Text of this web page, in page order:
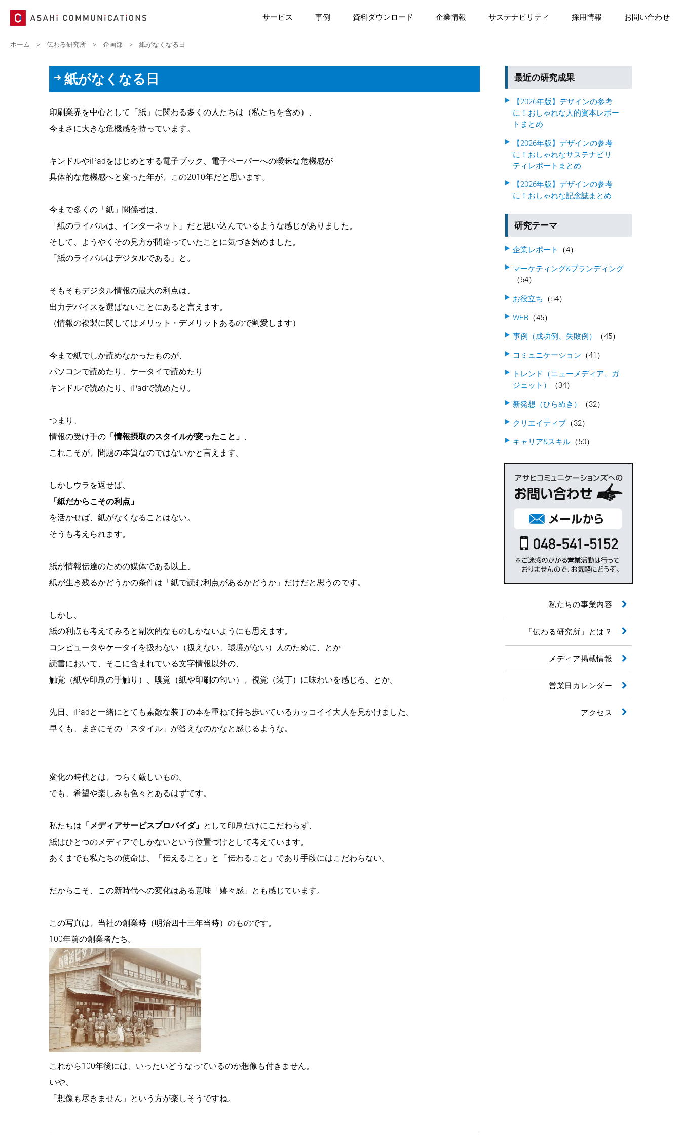
サービス 事例 資料ダウンロード 企業情報 サステナビリティ 採用情報 お問い合わせ
ホーム > 伝わる研究所 > 企画部 > 紙がなくなる日
紙がなくなる日
印刷業界を中心として「紙」に関わる多くの人たちは（私たちを含め）、
今まさに大きな危機感を持っています。
キンドルやiPadをはじめとする電子ブック、電子ペーパーへの曖昧な危機感が
具体的な危機感へと変った年が、この2010年だと思います。
今まで多くの「紙」関係者は、
「紙のライバルは、インターネット」だと思い込んでいるような感じがありました。
そして、ようやくその見方が間違っていたことに気づき始めました。
「紙のライバルはデジタルである」と。
そもそもデジタル情報の最大の利点は、
出力デバイスを選ばないことにあると言えます。
（情報の複製に関してはメリット・デメリットあるので割愛します）
今まで紙でしか読めなかったものが、
パソコンで読めたり、ケータイで読めたり
キンドルで読めたり、iPadで読めたり。
つまり、
情報の受け手の 「情報摂取のスタイルが変ったこと」 、
これこそが、問題の本質なのではないかと言えます。
しかしウラを返せば、
「紙だからこその利点」
を活かせば、紙がなくなることはない。
そうも考えられます。
紙が情報伝達のための媒体である以上、
紙が生き残るかどうかの条件は「紙で読む利点があるかどうか」だけだと思うのです。
しかし、
紙の利点も考えてみると副次的なものしかないようにも思えます。
コンピュータやケータイを扱わない（扱えない、環境がない）人のために、とか
読書において、そこに含まれている文字情報以外の、
触覚（紙や印刷の手触り）、嗅覚（紙や印刷の匂い）、視覚（装丁）に味わいを感じる、とか。
先日、iPadと一緒にとても素敵な装丁の本を重ねて持ち歩いているカッコイイ大人を見かけました。
早くも、まさにその「スタイル」が答えなのかなと感じるような。
変化の時代とは、つらく厳しいもの。
でも、希望や楽しみも色々とあるはずです。
私たちは 「メディアサービスプロバイダ」 として印刷だけにこだわらず、
紙はひとつのメディアでしかないという位置づけとして考えています。
あくまでも私たちの使命は、「伝えること」と「伝わること」であり手段にはこだわらない。
だからこそ、この新時代への変化はある意味「嬉々感」とも感じています。
この写真は、当社の創業時（明治四十三年当時）のものです。
100年前の創業者たち。
これから100年後には、いったいどうなっているのか想像も付きません。
いや、
「想像も尽きません」という方が楽しそうですね。
最近の研究成果
【2026年版】デザインの参考
に！おしゃれな人的資本レポー
トまとめ
【2026年版】デザインの参考
に！おしゃれなサステナビリ
ティレポートまとめ
【2026年版】デザインの参考
に！おしゃれな記念誌まとめ
研究テーマ
企業レポート （4）
マーケティング&ブランディング
（64）
お役立ち （54）
WEB （45）
事例（成功例、失敗例） （45）
コミュニケーション （41）
トレンド（ニューメディア、ガ
ジェット）
（34）
新発想（ひらめき） （32）
クリエイティブ （32）
キャリア&スキル （50）
私たちの事業内容
「伝わる研究所」とは？
メディア掲載情報
営業日カレンダー
アクセス